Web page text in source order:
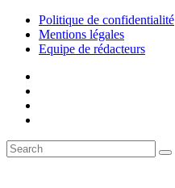
Politique de confidentialité
Mentions légales
Equipe de rédacteurs